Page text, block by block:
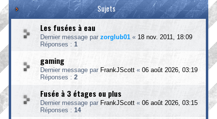
Sujets
Les fusées à eau
Dernier message par zorglub01 « 18 nov. 2011, 18:09
Réponses : 1
gaming
Dernier message par FrankJScott « 06 août 2026, 03:19
Réponses : 2
Fusée à 3 étages ou plus
Dernier message par FrankJScott « 06 août 2026, 03:15
Réponses : 14